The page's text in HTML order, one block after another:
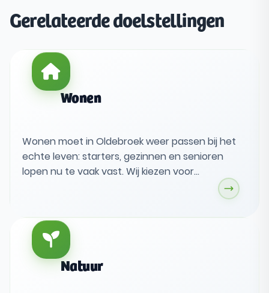
Gerelateerde doelstellingen
Wonen
Wonen moet in Oldebroek weer passen bij het
echte leven: starters, gezinnen en senioren
lopen nu te vaak vast. Wij kiezen voor
inwoners, per kern en met een woonvisie die
vooruitkijkt.
Natuur